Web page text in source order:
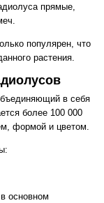
прямые,
популярен, что
растения.
в себя
более 100 000
формой и цветом.
основном